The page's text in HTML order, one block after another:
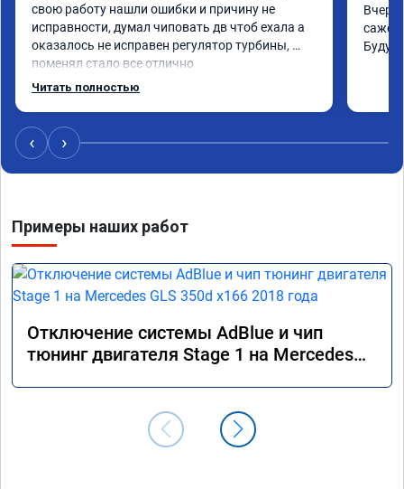
свою работу нашли ошибки и причину не
исправности, думал чиповать дв чтоб ехала а
оказалось не исправен регулятор турбины,
поменял стало все отлично
Читать полностью
Вчера
Буду
‹ ›
Примеры наших работ
Отключение системы AdBlue и чип
тюнинг двигателя Stage 1 на Mercedes